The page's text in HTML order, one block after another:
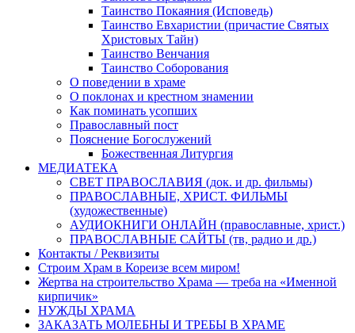
Таинство Покаяния (Исповедь)
Таинство Евхаристии (причастие Святых
Христовых Тайн)
Таинство Венчания
Таинство Соборования
О поведении в храме
О поклонах и крестном знамении
Как поминать усопших
Православный пост
Пояснение Богослужений
Божественная Литургия
МЕДИАТЕКА
СВЕТ ПРАВОСЛАВИЯ (док. и др. фильмы)
ПРАВОСЛАВНЫЕ, ХРИСТ. ФИЛЬМЫ
(художественные)
АУДИОКНИГИ ОНЛАЙН (православные, христ.)
ПРАВОСЛАВНЫЕ САЙТЫ (тв, радио и др.)
Контакты / Реквизиты
Строим Храм в Кореизе всем миром!
Жертва на строительство Храма — треба на «Именной
кирпичик»
НУЖДЫ ХРАМА
ЗАКАЗАТЬ МОЛЕБНЫ И ТРЕБЫ В ХРАМЕ